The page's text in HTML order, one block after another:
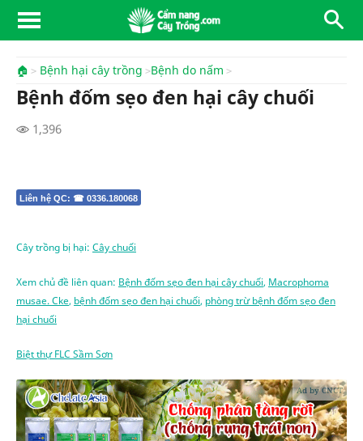
🏠 Bệnh hại cây trồng Bệnh do nấm
Bệnh đốm sẹo đen hại cây chuối
1,396
Liên hệ QC: ☎ 0336.180068
Cây trồng bị hại: Cây chuối
Xem chủ đề liên quan: Bệnh đốm sẹo đen hại cây chuối, Macrophoma
musae. Cke, bệnh đốm sẹo đen hại chuối, phòng trừ bệnh đốm sẹo đen
hại chuối
Biệt thự FLC Sầm Sơn
Ad by CNCT